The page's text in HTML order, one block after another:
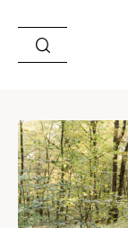
Foto
Video
Fotobox